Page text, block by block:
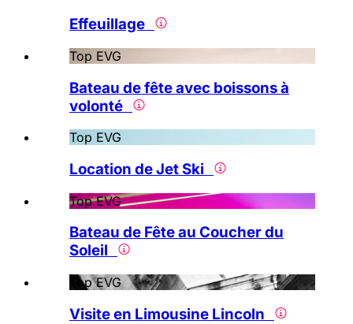
Effeuillage
Top EVG
Bateau de fête avec boissons à
volonté
Top EVG
Location de Jet Ski
Top EVG
Bateau de Fête au Coucher du
Soleil
Top EVG
Visite en Limousine Lincoln